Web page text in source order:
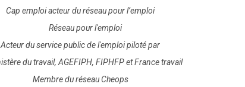
Cap emploi acteur du réseau pour l’emploi
Acteur du service public de l'emploi piloté par
Membre du réseau Cheops